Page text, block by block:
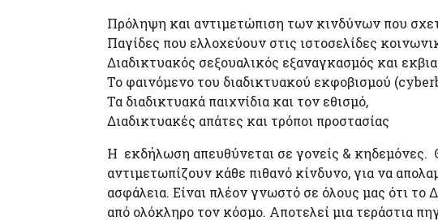
Πρόληψη και αντιμετώπιση των κινδύνων που
Παγίδες που ελλοχεύουν στις ιστοσελίδες
Διαδικτυακός σεξουαλικός εξαναγκασμός και
Το φαινόμενο του διαδικτυακού εκφοβισμού
Τα διαδικτυακά παιχνίδια και τον εθισμό,
Διαδικτυακές απάτες και τρόποι προστασίας
Η εκδήλωση απευθύνεται σε γονείς & κηδεμόνες.
αντιμετωπίζουν κάθε πιθανό κίνδυνο, για να
ασφάλεια. Είναι πλέον γνωστό σε όλους μας ότι το
από ολόκληρο τον κόσμο. Αποτελεί μια τεράστια